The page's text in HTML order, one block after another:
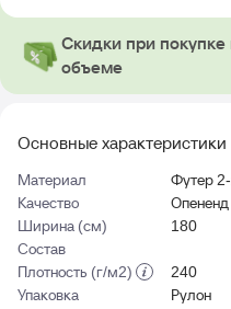
Основные характеристики
Материал
Футер
Качество
Опененд
Ширина (см)
180
Состав
Плотность (г/м2)
240
Упаковка
Рулон
Скидки при
объеме